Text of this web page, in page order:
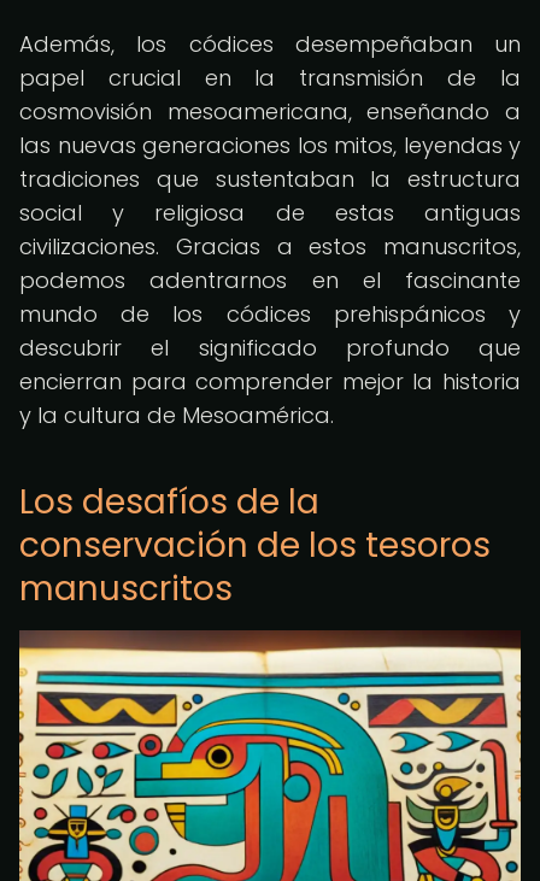
Además, los códices desempeñaban un
papel crucial en la transmisión de la
cosmovisión mesoamericana, enseñando a
las nuevas generaciones los mitos, leyendas y
tradiciones que sustentaban la estructura
social y religiosa de estas antiguas
civilizaciones. Gracias a estos manuscritos,
podemos adentrarnos en el fascinante
mundo de los códices prehispánicos y
descubrir el significado profundo que
encierran para comprender mejor la historia
y la cultura de Mesoamérica.
Los desafíos de la
conservación de los tesoros
manuscritos